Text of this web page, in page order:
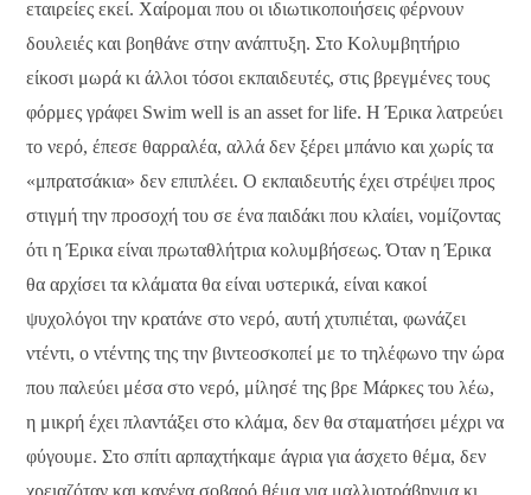
εταιρείες εκεί. Χαίρομαι που οι ιδιωτικοποιήσεις φέρνουν
δουλειές και βοηθάνε στην ανάπτυξη. Στο Κολυμβητήριο
είκοσι μωρά κι άλλοι τόσοι εκπαιδευτές, στις βρεγμένες τους
φόρμες γράφει Swim well is an asset for life. Η Έρικα λατρεύει
το νερό, έπεσε θαρραλέα, αλλά δεν ξέρει μπάνιο και χωρίς τα
«μπρατσάκια» δεν επιπλέει. Ο εκπαιδευτής έχει στρέψει προς
στιγμή την προσοχή του σε ένα παιδάκι που κλαίει, νομίζοντας
ότι η Έρικα είναι πρωταθλήτρια κολυμβήσεως. Όταν η Έρικα
θα αρχίσει τα κλάματα θα είναι υστερικά, είναι κακοί
ψυχολόγοι την κρατάνε στο νερό, αυτή χτυπιέται, φωνάζει
ντέντι, ο ντέντης της την βιντεοσκοπεί με το τηλέφωνο την ώρα
που παλεύει μέσα στο νερό, μίλησέ της βρε Μάρκες του λέω,
η μικρή έχει πλαντάξει στο κλάμα, δεν θα σταματήσει μέχρι να
φύγουμε. Στο σπίτι αρπαχτήκαμε άγρια για άσχετο θέμα, δεν